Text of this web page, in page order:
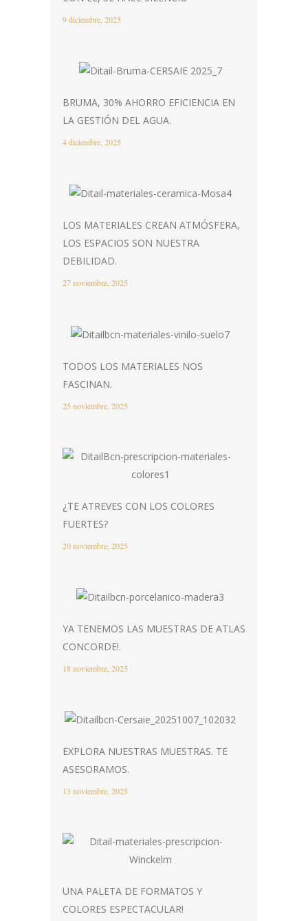
9 diciembre, 2025
BRUMA, 30% AHORRO EFICIENCIA EN
LA GESTIÓN DEL AGUA.
4 diciembre, 2025
LOS MATERIALES CREAN ATMÓSFERA,
LOS ESPACIOS SON NUESTRA
DEBILIDAD.
27 noviembre, 2025
TODOS LOS MATERIALES NOS
FASCINAN.
25 noviembre, 2025
¿TE ATREVES CON LOS COLORES
FUERTES?
20 noviembre, 2025
YA TENEMOS LAS MUESTRAS DE ATLAS
CONCORDE!.
18 noviembre, 2025
EXPLORA NUESTRAS MUESTRAS. TE
ASESORAMOS.
13 noviembre, 2025
UNA PALETA DE FORMATOS Y
COLORES ESPECTACULAR!